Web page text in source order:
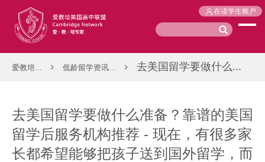
在读学生账户
爱教培... 低龄留学资讯... 去美国留学要做什么...
去美国留学要做什么准备？靠谱的美国
留学后服务机构推荐 - 现在，有很多家
长都希望能够把孩子送到国外留学，而